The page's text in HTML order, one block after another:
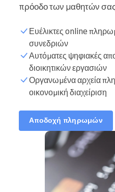
πρόοδο των μαθητών
Ευέλικτες online
συνεδριών
Αυτόματες ψηφιακές
διοικητικών εργασιών
Οργανωμένα αρχεία
οικονομική διαχείριση
Αποδοχή πληρωμών